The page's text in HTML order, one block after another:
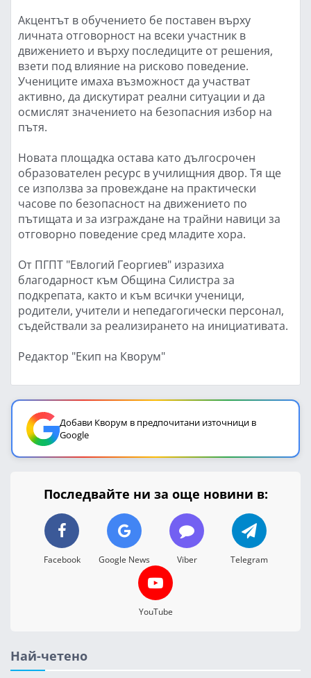
Акцентът в обучението бе поставен върху
личната отговорност на всеки участник в
движението и върху последиците от решения,
взети под влияние на рисково поведение.
Учениците имаха възможност да участват
активно, да дискутират реални ситуации и да
осмислят значението на безопасния избор на
пътя.
Новата площадка остава като дългосрочен
образователен ресурс в училищния двор. Тя ще
се използва за провеждане на практически
часове по безопасност на движението по
пътищата и за изграждане на трайни навици за
отговорно поведение сред младите хора.
От ПГПТ "Евлогий Георгиев" изразиха
благодарност към Община Силистра за
подкрепата, както и към всички ученици,
родители, учители и непедагогически персонал,
съдействали за реализирането на инициативата.
Редактор "Екип на Кворум"
Добави Кворум в предпочитани източници в
Google
Последвайте ни за още новини в:
Facebook Google News Viber Telegram
YouTube
Най-четено